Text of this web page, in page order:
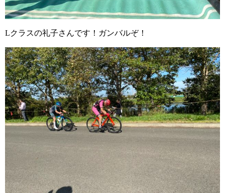
Lクラスの礼子さんです！ガンバルぞ！